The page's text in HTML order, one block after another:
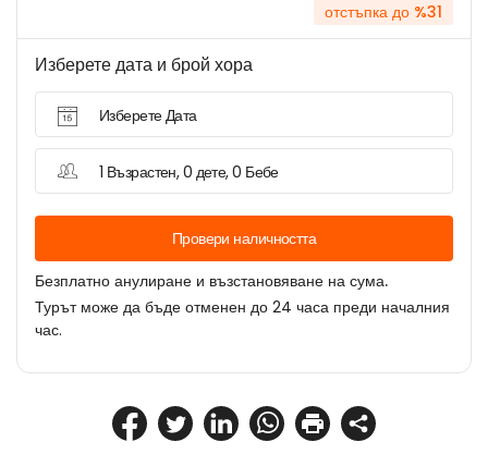
отстъпка до %31
Изберете дата и брой хора
Изберете Дата
1 Възрастен, 0 дете, 0 Бебе
Провери наличността
Безплатно анулиране и възстановяване на сума.
Турът може да бъде отменен до 24 часа преди началния
час.